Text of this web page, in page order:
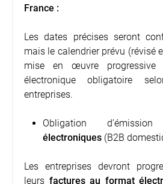
France :
Les dates précises seront
mais le calendrier prévu (révisé
mise en œuvre
électronique obligatoire
entreprises.
Obligation
électroniques(B2B
Les entreprises devront
leurs factures au format